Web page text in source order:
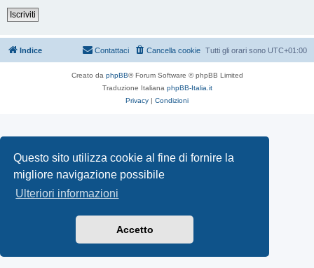
Questo sito utilizza cookie al fine di fornire la
migliore navigazione possibile
Ulteriori informazioni
Accetto
Iscriviti
Indice Tutti gli orari sono UTC+01:00
Cancella cookie
Contattaci
Creato da phpBB® Forum Software © phpBB Limited
Traduzione Italiana phpBB-Italia.it
Privacy | Condizioni